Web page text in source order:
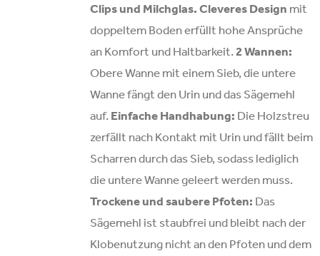
Kontakt
Clips und Milchglas. Cleveres Design mit
doppeltem Boden erfüllt hohe Ansprüche
an Komfort und Haltbarkeit. 2 Wannen:
Obere Wanne mit einem Sieb, die untere
Wanne fängt den Urin und das Sägemehl
auf. Einfache Handhabung: Die Holzstreu
zerfällt nach Kontakt mit Urin und fällt beim
Scharren durch das Sieb, sodass lediglich
die untere Wanne geleert werden muss.
Trockene und saubere Pfoten: Das
Sägemehl ist staubfrei und bleibt nach der
Klobenutzung nicht an den Pfoten und dem